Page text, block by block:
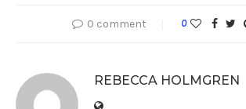
0 comment 0
REBECCA HOLMGREN